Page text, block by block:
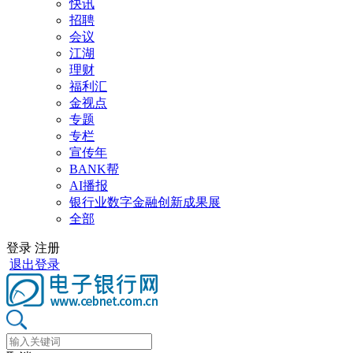
快讯
招聘
会议
江湖
理财
福利汇
金视点
专题
专栏
宣传年
BANK帮
AI播报
银行业数字金融创新成果展
全部
登录 注册
退出登录